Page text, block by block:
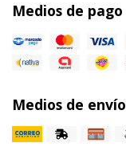
Medios de pago
Medios de envío